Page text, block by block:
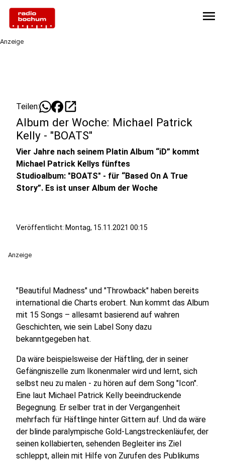
menu
Anzeige
Teilen: open_in_new
Album der Woche: Michael Patrick
Kelly - "BOATS"
Vier Jahre nach seinem Platin Album “iD” kommt
Michael Patrick Kellys fünftes
Studioalbum: "BOATS" - für “Based On A True
Story”. Es ist unser Album der Woche
Veröffentlicht: Montag, 15.11.2021 00:15
Anzeige
"Beautiful Madness" und "Throwback" haben bereits
international die Charts erobert. Nun kommt das Album
mit 15 Songs – allesamt basierend auf wahren
Geschichten, wie sein Label Sony dazu
bekanntgegeben hat.
Da wäre beispielsweise der Häftling, der in seiner
Gefängniszelle zum Ikonenmaler wird und lernt, sich
selbst neu zu malen - zu hören auf dem Song "Icon".
Eine laut Michael Patrick Kelly beeindruckende
Begegnung. Er selber trat in der Vergangenheit
mehrfach für Häftlinge hinter Gittern auf. Und da wäre
der blinde paralympische Gold-Langstreckenläufer, der
seinen kollabierten, sehenden Begleiter ins Ziel
schleppt, allein mit Hilfe von Zurufen des Publikums